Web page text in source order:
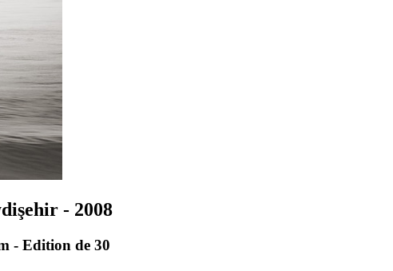
- 2008
- Edition de 30